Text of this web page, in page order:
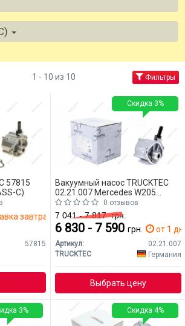
1 - 10 из 10 Фильтры
57815
C)
завтра
57815
Вакуумный насос TRUCKTEC
02.21.007 Mercedes W205
(CLASS-C)
0 отзывов
7 041 - 7 817грн.
6 830 - 7 590 грн. от 1 дн.
Артикул:
02.21.007
TRUCKTEC
Германия
Выбрать цену
Скидка 3%
3% Скидка 4%